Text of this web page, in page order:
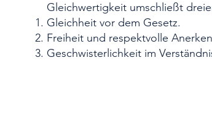
Gleichwertigkeit umschließt
Gleichheit vor dem Gesetz.
Freiheit und respektvolle
Geschwisterlichkeit im